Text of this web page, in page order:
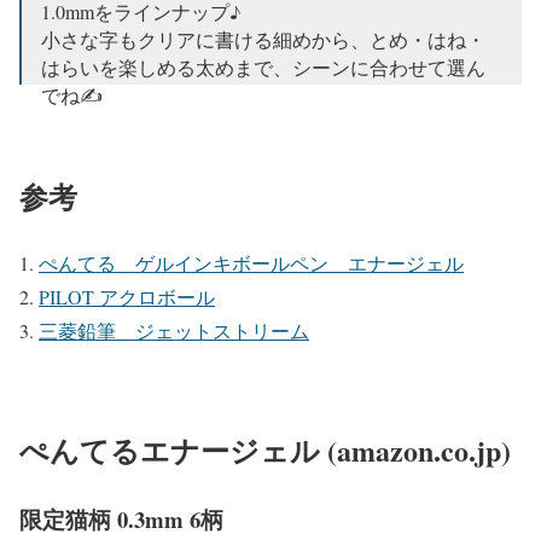
— cat (@catxxxlife)November 22, 2020
1.0mmをラインナップ♪
小さな字もクリアに書ける細めから、とめ・はね・
はらいを楽しめる太めまで、シーンに合わせて選ん
でね✍️
— ルル【ぺんてる公式】 (@pentel_lulu)
参考
ぺんてる ゲルインキボールペン エナージェル
PILOT アクロボール
三菱鉛筆 ジェットストリーム
ぺんてるエナージェル (amazon.co.jp)
限定猫柄 0.3mm 6柄